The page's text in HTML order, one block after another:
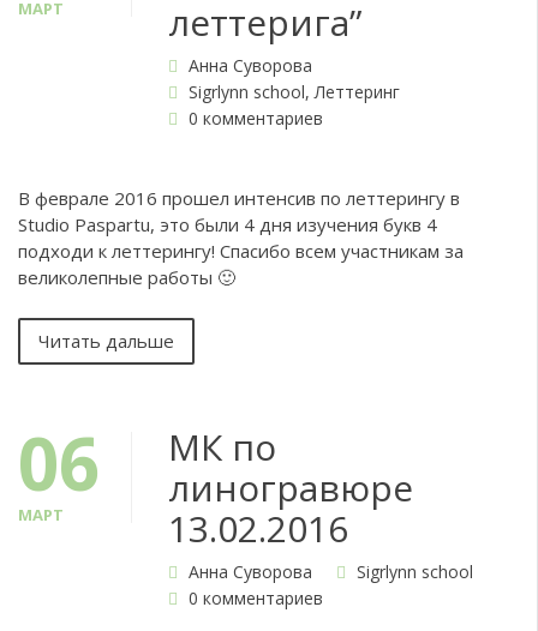
МАРТ
леттерига”
Анна Суворова
Sigrlynn school,Леттеринг
0 комментариев
В феврале 2016 прошел интенсив по леттерингу в
Studio Paspartu, это были 4 дня изучения букв 4
подходи к леттерингу! Спасибо всем участникам за
великолепные работы 🙂
Читать дальше
06
МАРТ
МК по
линогравюре
13.02.2016
Анна Суворова
Sigrlynn school
0 комментариев